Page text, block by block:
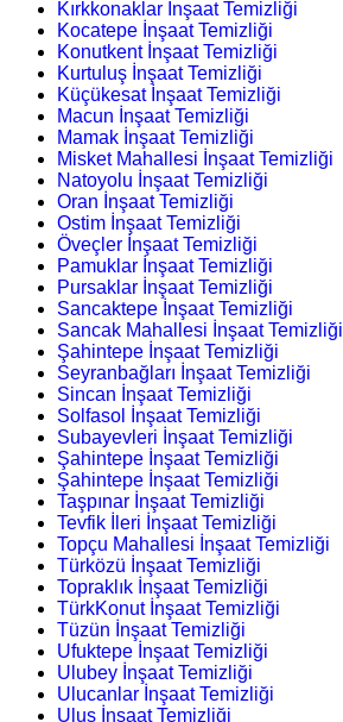
Kırkkonaklar İnşaat Temizliği
Kocatepe İnşaat Temizliği
Konutkent İnşaat Temizliği
Kurtuluş İnşaat Temizliği
Küçükesat İnşaat Temizliği
Macun İnşaat Temizliği
Mamak İnşaat Temizliği
Misket Mahallesi İnşaat Temizliği
Natoyolu İnşaat Temizliği
Oran İnşaat Temizliği
Ostim İnşaat Temizliği
Öveçler İnşaat Temizliği
Pamuklar İnşaat Temizliği
Pursaklar İnşaat Temizliği
Sancaktepe İnşaat Temizliği
Sancak Mahallesi İnşaat Temizliği
Şahintepe İnşaat Temizliği
Seyranbağları İnşaat Temizliği
Sincan İnşaat Temizliği
Solfasol İnşaat Temizliği
Subayevleri İnşaat Temizliği
Şahintepe İnşaat Temizliği
Şahintepe İnşaat Temizliği
Taşpınar İnşaat Temizliği
Tevfik İleri İnşaat Temizliği
Topçu Mahallesi İnşaat Temizliği
Türközü İnşaat Temizliği
Topraklık İnşaat Temizliği
TürkKonut İnşaat Temizliği
Tüzün İnşaat Temizliği
Ufuktepe İnşaat Temizliği
Ulubey İnşaat Temizliği
Ulucanlar İnşaat Temizliği
Ulus İnşaat Temizliği